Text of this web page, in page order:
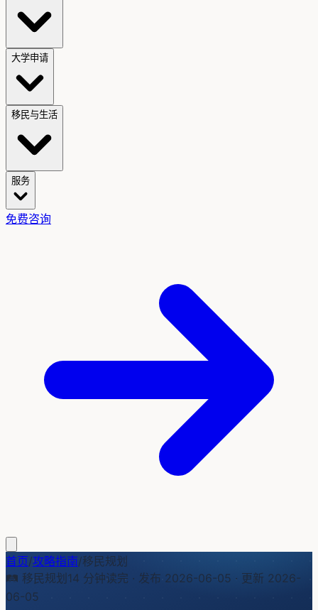
大学申请
移民与生活
服务
免费咨询
首页/攻略指南/移民规划
🛤️ 移民规划 14 分钟读完 · 发布 2026-06-05 · 更新 2026-
06-05